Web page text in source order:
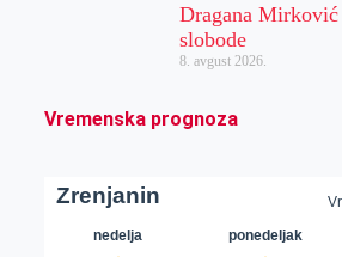
Dragana Mirković
slobode
8. avgust 2026.
Vremenska prognoza